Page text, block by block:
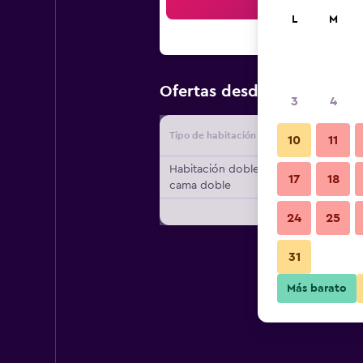
Ofertas desde Oferta
Tipo de habitación
Habitación doble, 1
cama doble
L M
3 4
10 11
17 18
24 25
31
Más barato